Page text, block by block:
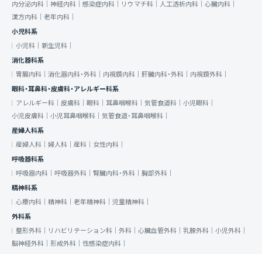
内分泌内科｜ 神経内科｜ 感染症内科｜ リウマチ科｜ 人工透析内科｜ 心臓内科｜
漢方内科｜ 老年内科｜
小児科系
小児科｜ 新生児科｜
消化器科系
胃腸内科｜ 消化器内科・外科｜ 内視鏡内科｜ 肝臓内科・外科｜ 内視鏡外科｜
眼科・耳鼻科・皮膚科・アレルギー科系
アレルギー科｜ 皮膚科｜ 眼科｜ 耳鼻咽喉科｜ 気管食道科｜ 小児眼科｜
小児皮膚科｜ 小児耳鼻咽喉科｜ 気管食道・耳鼻咽喉科｜
産婦人科系
産婦人科｜ 婦人科｜ 産科｜ 女性内科｜
呼吸器科系
呼吸器内科｜ 呼吸器外科｜ 腎臓内科・外科｜ 胸部外科｜
精神科系
心療内科｜ 精神科｜ 老年精神科｜ 児童精神科｜
外科系
整形外科｜
リハビリテーション科｜ 外科｜ 心臓血管外科｜ 乳腺外科｜ 小児外科｜
脳神経外科｜ 形成外科｜ 性感染症内科｜